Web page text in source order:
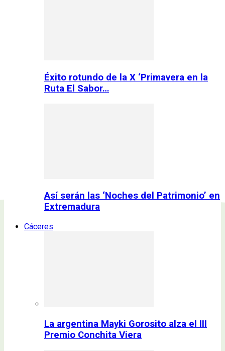
Éxito rotundo de la X ‘Primavera en la
Ruta El Sabor…
Así serán las ‘Noches del Patrimonio’ en
Extremadura
Cáceres
La argentina Mayki Gorosito alza el III
Premio Conchita Viera